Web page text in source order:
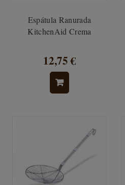
Espátula Ranurada
KitchenAid Crema
12,75 €